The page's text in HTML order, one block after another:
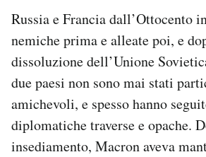
Russia e Francia dall’Ottocento
nemiche prima e alleate poi, e
dissoluzione dell’Unione
due paesi non sono mai stati
amichevoli, e spesso hanno
diplomatiche traverse e opache.
insediamento, Macron aveva